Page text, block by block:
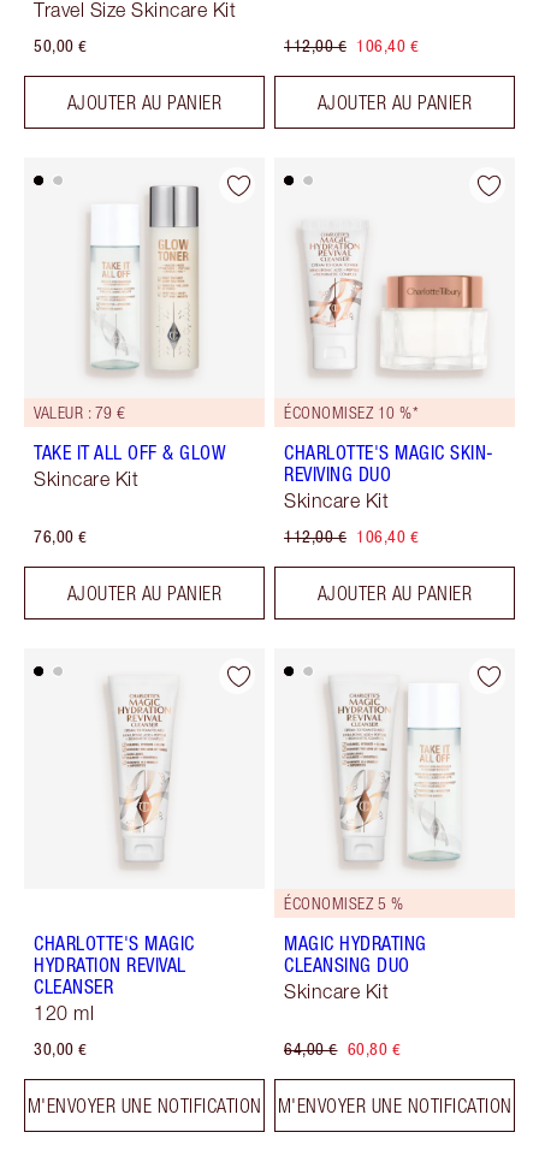
Travel Size Skincare Kit
50,00 €
AJOUTER AU PANIER
112,00 € 106,40 €
AJOUTER AU PANIER
VALEUR : 79 €
TAKE IT ALL OFF & GLOW
Skincare Kit
76,00 €
AJOUTER AU PANIER
ÉCONOMISEZ 10 %*
CHARLOTTE'S MAGIC SKIN-
REVIVING DUO
Skincare Kit
112,00 € 106,40 €
AJOUTER AU PANIER
CHARLOTTE'S MAGIC
HYDRATION REVIVAL
CLEANSER
120 ml
30,00 €
M'ENVOYER UNE NOTIFICATION
ÉCONOMISEZ 5 %
MAGIC HYDRATING
CLEANSING DUO
Skincare Kit
64,00 € 60,80 €
M'ENVOYER UNE NOTIFICATION